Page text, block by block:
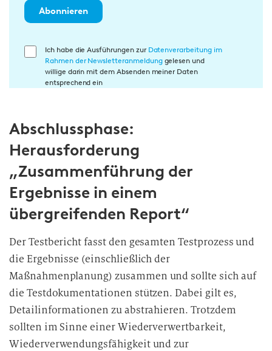
Abonnieren
E
l
i
g
n
g
n
d
i
e
D
a
Ich habe die Ausführungen zur Datenverarbeitung im
Rahmen der Newsletteranmeldunggelesen und
willige darin mit dem Absenden meiner Daten
entsprechend ein
Abschlussphase:
Herausforderung
„Zusammenführung der
Ergebnisse in einem
übergreifenden Report“
Der Testbericht fasst den gesamten Testprozess und
die Ergebnisse (einschließlich der
Maßnahmenplanung) zusammen und sollte sich auf
die Testdokumentationen stützen. Dabei gilt es,
Detailinformationen zu abstrahieren. Trotzdem
sollten im Sinne einer Wiederverwertbarkeit,
Wiederverwendungsfähigkeit und zur